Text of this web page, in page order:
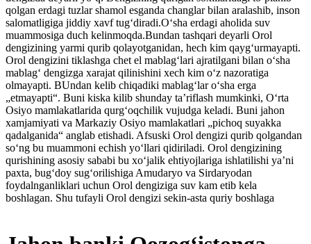
qolgan erdagi tuzlar shamol esganda changlar bilan aralashib, inson
salomatligiga jiddiy xavf tugʻdiradi.Oʻsha erdagi aholida suv
muammosiga duch kelinmoqda.Bundan tashqari deyarli Orol
dengizining yarmi qurib qolayotganidan, hech kim qaygʻurmayapti.
Orol dengizini tiklashga chet el mablagʻlari ajratilgani bilan oʻsha
mablagʻ dengizga xarajat qilinishini xech kim oʻz nazoratiga
olmayapti. BUndan kelib chiqadiki mablagʻlar oʻsha erga
„etmayapti“. Buni kiska kilib shunday taʼriflash mumkinki, Oʻrta
Osiyo mamlakatlarida qurgʻoqchilik vujudga keladi. Buni jahon
xamjamiyati va Markaziy Osiyo mamlakatlari „pichoq suyakka
qadalganida“ anglab etishadi. Afsuski Orol dengizi qurib qolgandan
soʻng bu muammoni echish yoʻllari qidiriladi. Orol dengizining
qurishining asosiy sababi bu xoʻjalik ehtiyojlariga ishlatilishi yaʼni
paxta, bugʻdoy sugʻorilishiga Amudaryo va Sirdaryodan
foydalnganliklari uchun Orol dengiziga suv kam etib kela
boshlagan. Shu tufayli Orol dengizi sekin-asta quriy boshlaga